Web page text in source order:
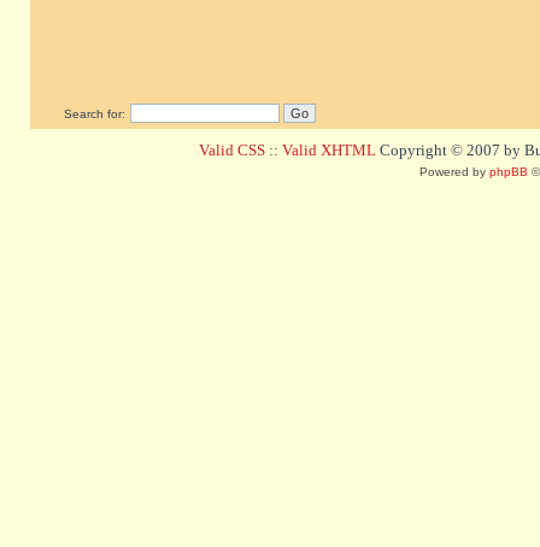
Search for:
Valid CSS :: Valid XHTML Copyright © 2007 by
Powered by phpBB